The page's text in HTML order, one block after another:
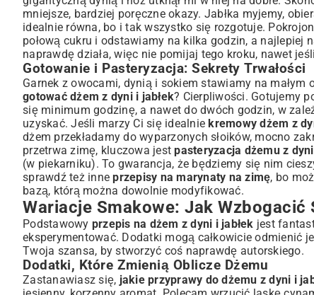
mniejsze, bardziej poręczne okazy. Jabłka myjemy,
idealnie równa, bo i tak wszystko się rozgotuje.
połową cukru i odstawiamy na kilka godzin, a najlepiej
naprawdę działa, więc nie pomijaj tego kroku, nawet
Gotowanie i Pasteryzacja: Sekrety Trwałości
Garnek z owocami, dynią i sokiem stawiamy na
gotować dżem z dyni i jabłek? Cierpliwości. Gotujemy
się minimum godzinę, a nawet do dwóch godzin, w
uzyskać. Jeśli marzy Ci się idealniekremowy dżem z
dżem przekładamy do wyparzonych słoików, mocno
przetrwa zimę, kluczowa jestpasteryzacja dżemu z
(w piekarniku). To gwarancja, że będziemy się nim
sprawdź też inneprzepisy na marynaty na zimę, bo
bazą, którą można dowolnie modyfikować.
Wariacje Smakowe: Jak Wzbogacić
Podstawowy przepis na dżem z dyni i jabłek jest
eksperymentować. Dodatki mogą całkowicie odmienić
Twoja szansa, by stworzyć coś naprawdę autorskiego.
Dodatki, Które Zmienią Oblicze Dżemu
Zastanawiasz się, jakie przyprawy do dżemu z dyni i